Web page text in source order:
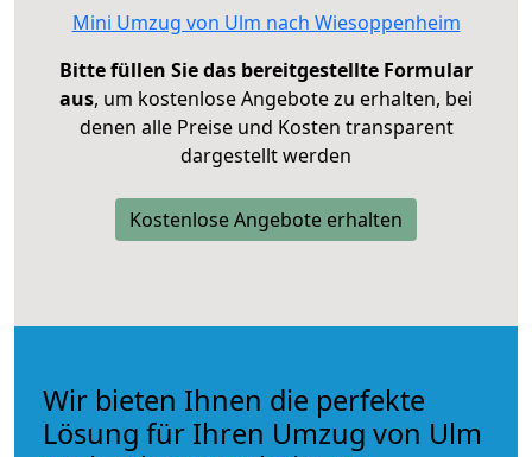
Mini Umzug von Ulm nach Wiesoppenheim
Bitte füllen Sie das bereitgestellte Formular
aus, um kostenlose Angebote zu erhalten, bei
denen alle Preise und Kosten transparent
dargestellt werden
Kostenlose Angebote erhalten
Wir bieten Ihnen die perfekte
Lösung für Ihren Umzug von Ulm